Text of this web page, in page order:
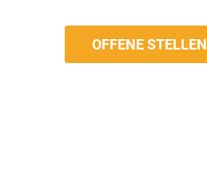
OFFENE STELLEN